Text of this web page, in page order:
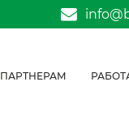
ПАРТНЕРАМ